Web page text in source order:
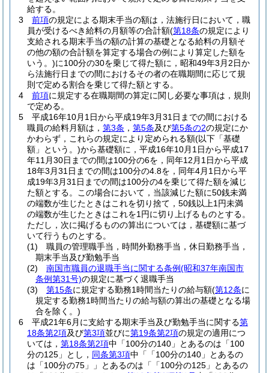
給する。
3
前項の規定による期末手当の額は，法施行日において，職
員が受けるべき給料の月額等の合計額(第18条の規定により
支給される期末手当の額の計算の基礎となる給料の月額そ
の他の額の合計額を算定する場合の例により算定した額を
いう。)に100分の30を乗じて得た額に，昭和49年3月2日か
ら法施行日までの間におけるその者の在職期間に応じて規
則で定める割合を乗じて得た額とする。
4
前項に規定する在職期間の算定に関し必要な事項は，規則
で定める。
5
平成16年10月1日から平成19年3月31日までの間における
職員の給料月額は， 第3条 ， 第5条及び第5条の2の規定にか
かわらず，これらの規定により定められる額(以下「基礎
額」という。)から基礎額に，平成16年10月1日から平成17
年11月30日までの間は100分の6を，同年12月1日から平成
18年3月31日までの間は100分の4.8を，同年4月1日から平
成19年3月31日までの間は100分の4を乗じて得た額を減じ
た額とする。
この場合において，当該減じた額に50銭未満
の端数が生じたときはこれを切り捨て，50銭以上1円未満
の端数が生じたときはこれを1円に切り上げるものとする。
ただし，次に掲げるものの算出については，基礎額に基づ
いて行うものとする。
(1)
職員の管理職手当，時間外勤務手当，休日勤務手当，
期末手当及び勤勉手当
(2)
南国市職員の退職手当に関する条例(昭和37年南国市
条例第31号)の規定に基づく退職手当
(3)
第15条に規定する勤務1時間当たりの給与額(第12条に
規定する勤務1時間当たりの給与額の算出の基礎となる場
合を除く。)
6
平成21年6月に支給する期末手当及び勤勉手当に関する第
18条第2項及び第3項並びに第19条第2項の規定の適用につ
いては， 第18条第2項中「100分の140」とあるのは「100
分の125」とし， 同条第3項中「「100分の140」とあるの
は「100分の75」」とあるのは「「100分の125」とあるの